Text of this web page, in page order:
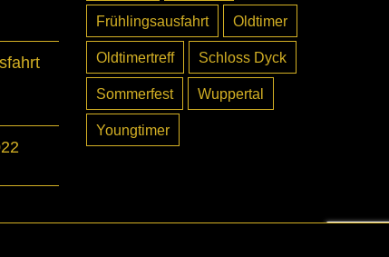
Frühlingsausfahrt Oldtimer
Oldtimertreff Schloss Dyck
Sommerfest Wuppertal
Youngtimer